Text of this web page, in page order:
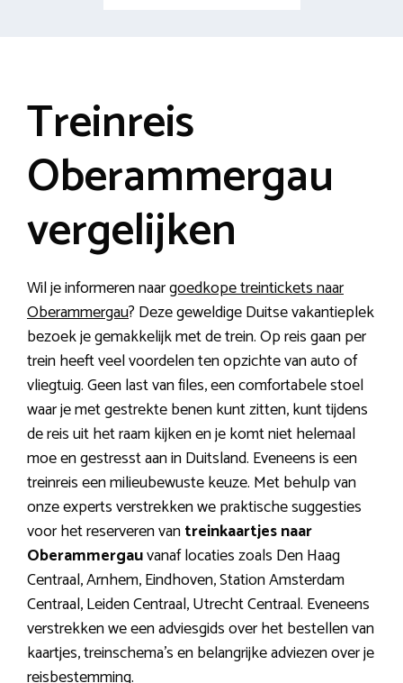
Treinreis
Oberammergau
vergelijken
Wil je informeren naargoedkope treintickets naar
Oberammergau? Deze geweldige Duitse vakantieplek
bezoek je gemakkelijk met de trein. Op reis gaan per
trein heeft veel voordelen ten opzichte van auto of
vliegtuig. Geen last van files, een comfortabele stoel
waar je met gestrekte benen kunt zitten, kunt tijdens
de reis uit het raam kijken en je komt niet helemaal
moe en gestresst aan in Duitsland. Eveneens is een
treinreis een milieubewuste keuze. Met behulp van
onze experts verstrekken we praktische suggesties
voor het reserveren vantreinkaartjes naar
Oberammergauvanaf locaties zoals Den Haag
Centraal, Arnhem, Eindhoven, Station Amsterdam
Centraal, Leiden Centraal, Utrecht Centraal. Eveneens
verstrekken we een adviesgids over het bestellen van
kaartjes, treinschema’s en belangrijke adviezen over je
reisbestemming.